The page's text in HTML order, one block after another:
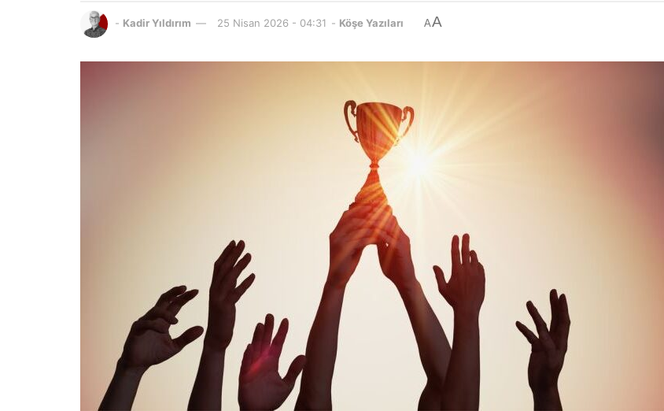
- Kadir Yıldırım 25 Nisan 2026 - 04:31 - Köşe Yazıları AA